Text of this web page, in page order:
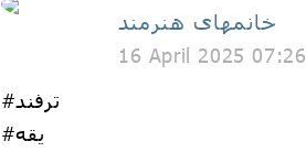
خانمهای هنرمند
16 April 2025 07:26
#ترفند
#یقه